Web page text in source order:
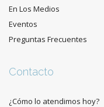
En Los Medios
Eventos
Preguntas Frecuentes
Contacto
¿Cómo lo atendimos hoy?